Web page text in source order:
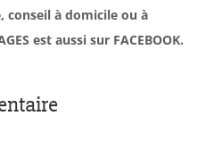
à domicile ou à
est aussi sur FACEBOOK.